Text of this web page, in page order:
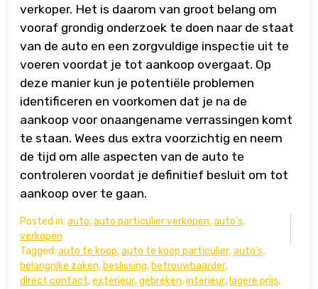
verkoper. Het is daarom van groot belang om
vooraf grondig onderzoek te doen naar de staat
van de auto en een zorgvuldige inspectie uit te
voeren voordat je tot aankoop overgaat. Op
deze manier kun je potentiële problemen
identificeren en voorkomen dat je na de
aankoop voor onaangename verrassingen komt
te staan. Wees dus extra voorzichtig en neem
de tijd om alle aspecten van de auto te
controleren voordat je definitief besluit om tot
aankoop over te gaan.
Posted in: auto,auto particulier verkopen,auto's,
verkopen
Tagged: auto te koop,auto te koop particulier,auto's,
belangrijke zaken,beslissing,betrouwbaarder,
direct contact,exterieur,gebreken,interieur,lagere prijs,